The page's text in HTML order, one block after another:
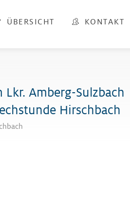
ÜBERSICHT KONTAKT
Amberg-Sulzbach
Hirschbach